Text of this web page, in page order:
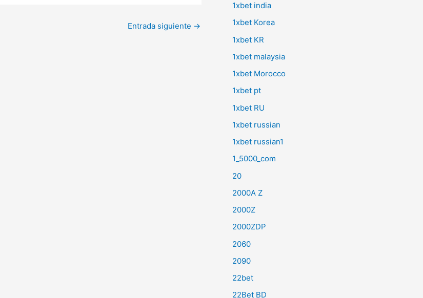
Entrada siguiente →
1xbet india
1xbet Korea
1xbet KR
1xbet malaysia
1xbet Morocco
1xbet pt
1xbet RU
1xbet russian
1xbet russian1
1_5000_com
20
2000A Z
2000Z
2000ZDP
2060
2090
22bet
22Bet BD